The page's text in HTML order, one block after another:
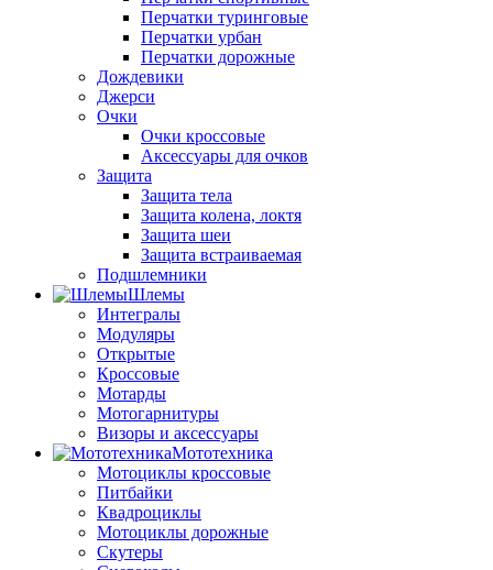
Перчатки туринговые
Перчатки урбан
Перчатки дорожные
Дождевики
Джерси
Очки
Очки кроссовые
Аксессуары для очков
Защита
Защита тела
Защита колена, локтя
Защита шеи
Защита встраиваемая
Подшлемники
Шлемы
Интегралы
Модуляры
Открытые
Кроссовые
Мотарды
Мотогарнитуры
Визоры и аксессуары
Мототехника
Мотоциклы кроссовые
Питбайки
Квадроциклы
Мотоциклы дорожные
Скутеры